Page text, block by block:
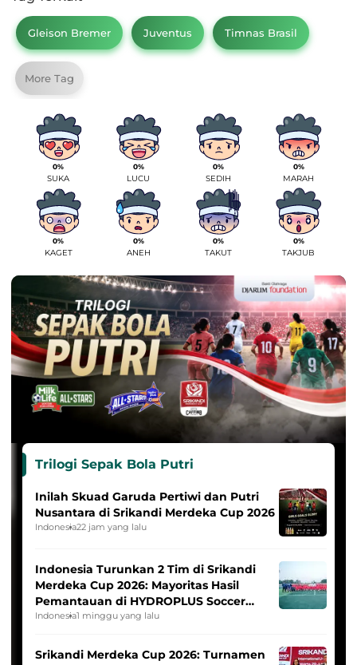
Gleison Bremer Juventus Timnas Brasil
More Tag
0%
SUKA
0%
LUCU
0%
SEDIH
0%
MARAH
0%
KAGET
0%
ANEH
0%
TAKUT
0%
TAKJUB
Trilogi Sepak Bola Putri
Inilah Skuad Garuda Pertiwi dan Putri
Nusantara di Srikandi Merdeka Cup 2026
Indonesia22 jam yang lalu
Indonesia Turunkan 2 Tim di Srikandi
Merdeka Cup 2026: Mayoritas Hasil
Pemantauan di HYDROPLUS Soccer
League
Indonesia1 minggu yang lalu
Srikandi Merdeka Cup 2026: Turnamen